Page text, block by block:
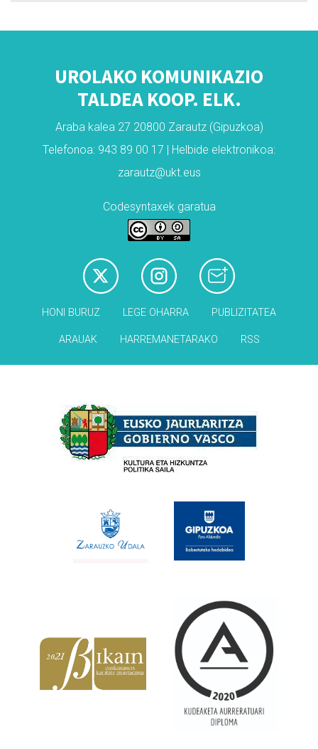
UROLAKO KOMUNIKAZIO
TALDEA KOOP. ELK.
Araba kalea 27 20800 Zarautz (Gipuzkoa)
Telefonoa: 943 89 00 17 | Helbide elektronikoa:
zarautz@ukt.eus
Codesyntaxek garatua
HONI BURUZ LEGE OHARRA PUBLIZITATEA
ARAUAK HARREMANETARAKO RSS